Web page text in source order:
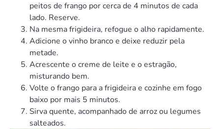
peitos de frango por cerca de 4 minutos de cada
lado. Reserve.
Na mesma frigideira, refogue o alho rapidamente.
Adicione o vinho branco e deixe reduzir pela
metade.
Acrescente o creme de leite e o estragão,
misturando bem.
Volte o frango para a frigideira e cozinhe em fogo
baixo por mais 5 minutos.
Sirva quente, acompanhado de arroz ou legumes
salteados.